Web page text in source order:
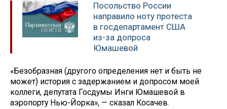
Посольство России
направило ноту протеста
в госдепартамент США
из-за допроса
Юмашевой
«Безобразная (другого определения нет и быть не
может) история с задержанием и допросом моей
коллеги, депутата Госдумы Инги Юмашевой в
аэропорту Нью-Йорка», — сказал Косачев.